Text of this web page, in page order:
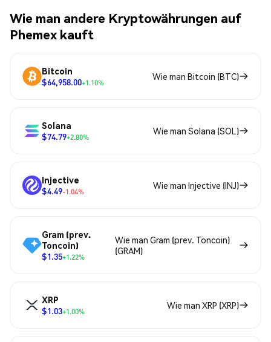
Wie man andere Kryptowährungen auf
Phemex kauft
Bitcoin
$64,958.00+1.10%
Wie man Bitcoin (BTC)
Solana
$74.79+2.80%
Wie man Solana (SOL)
Injective
$4.49-1.04%
Wie man Injective (INJ)
Gram (prev.
Toncoin)
$1.35+1.22%
Wie man Gram (prev. Toncoin)
(GRAM)
XRP
$1.03+1.00%
Wie man XRP (XRP)